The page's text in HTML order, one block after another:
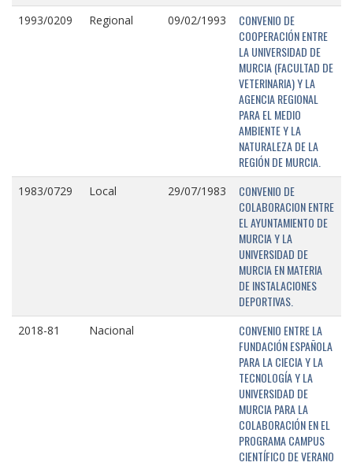
1993/0209 Regional 09/02/1993
CONVENIO DE
COOPERACIÓN ENTRE
LA UNIVERSIDAD DE
MURCIA (FACULTAD DE
VETERINARIA) Y LA
AGENCIA REGIONAL
PARA EL MEDIO
AMBIENTE Y LA
NATURALEZA DE LA
REGIÓN DE MURCIA.
1983/0729 Local 29/07/1983
CONVENIO DE
COLABORACION ENTRE
EL AYUNTAMIENTO DE
MURCIA Y LA
UNIVERSIDAD DE
MURCIA EN MATERIA
DE INSTALACIONES
DEPORTIVAS.
2018-81 Nacional
CONVENIO ENTRE LA
FUNDACIÓN ESPAÑOLA
PARA LA CIECIA Y LA
TECNOLOGÍA Y LA
UNIVERSIDAD DE
MURCIA PARA LA
COLABORACIÓN EN EL
PROGRAMA CAMPUS
CIENTÍFICO DE VERANO